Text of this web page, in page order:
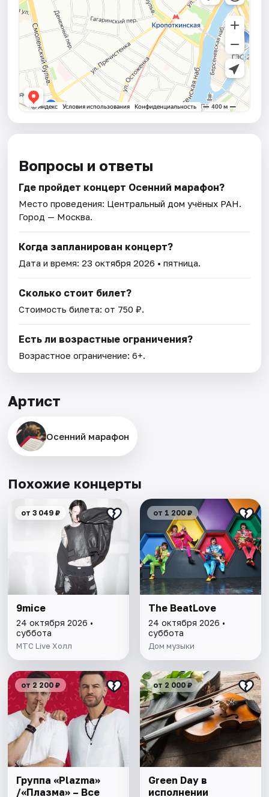
Вопросы и ответы
Где пройдет концерт Осенний марафон?
Место проведения: Центральный дом учёных РАН.
Город — Москва.
Когда запланирован концерт?
Дата и время:23 октября 2026 • пятница.
Сколько стоит билет?
Стоимость билета: от 750 ₽.
Есть ли возрастные ограничения?
Возрастное ограничение: 6+.
Артист
Осенний марафон
Похожие концерты
от 3 049 ₽
9mice
24 октября 2026 •
суббота
MTC Live Холл
от 1 200 ₽
The BeatLove
24 октября 2026 •
суббота
Дом музыки
от 2 200 ₽
Группа «Plazma»
/«Плазма» – Все
от 2 000 ₽
Green Day в
исполнении